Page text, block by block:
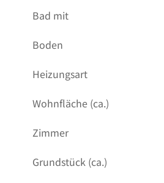
Bad mit
Boden
Heizungsart
Wohnfläche (ca.)
Zimmer
Grundstück (ca.)